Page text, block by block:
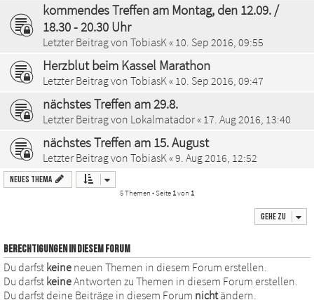
kommendes Treffen am Montag, den 12.09. /
18.30 - 20.30 Uhr
Letzter Beitrag von TobiasK « 10. Sep 2016, 09:55
Herzblut beim Kassel Marathon
Letzter Beitrag von TobiasK « 10. Sep 2016, 09:47
nächstes Treffen am 29.8.
Letzter Beitrag von Lokalmatador« 17. Aug 2016, 13:40
nächstes Treffen am 15. August
Letzter Beitrag von TobiasK «9. Aug 2016, 12:52
Neues Thema
5 Themen • Seite 1von 1
Gehe zu
BERECHTIGUNGEN IN DIESEM FORUM
Du darfst keine neuen Themen in diesem Forum erstellen.
Du darfst keineAntworten zu Themen in diesem Forum erstellen.
Du darfst deine Beiträge in diesem Forum nichtändern.